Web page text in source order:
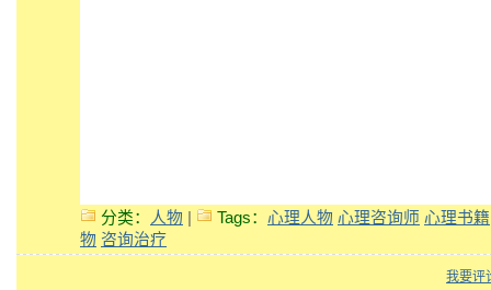
分类： 人物 Tags： 心理人物 心理咨询师 心理书籍
物 咨询治疗
我要评